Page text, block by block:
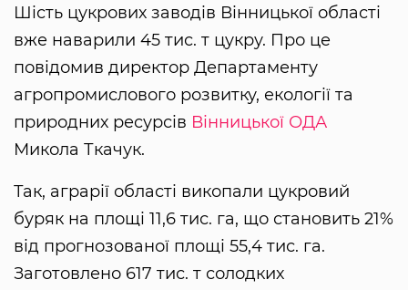
Шість цукрових заводів Вінницької області
вже наварили 45 тис. т цукру. Про це
повідомив директор Департаменту
агропромислового розвитку, екології та
природних ресурсів Вінницької ОДА
Микола Ткачук.
Так, аграрії області викопали цукровий
буряк на площі 11,6 тис. га, що становить 21%
від прогнозованої площі 55,4 тис. га.
Заготовлено 617 тис. т солодких